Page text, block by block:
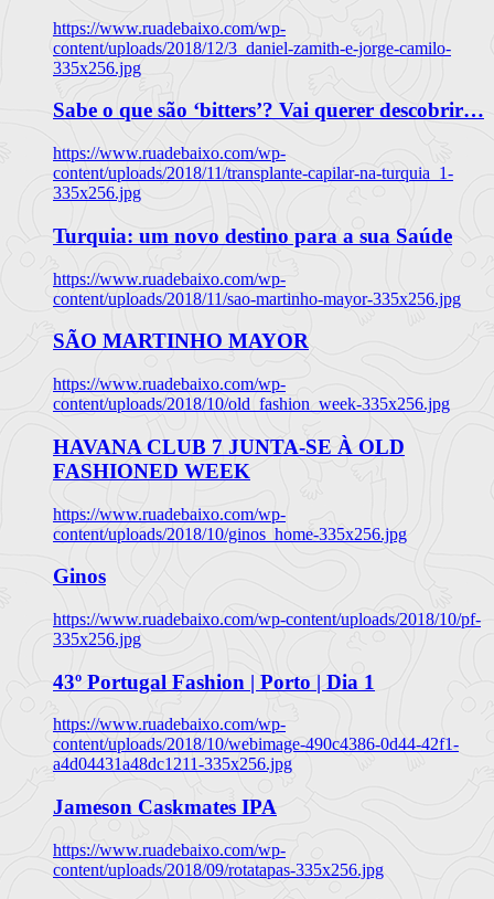
https://www.ruadebaixo.com/wp-
content/uploads/2018/12/3_daniel-zamith-e-jorge-camilo-
335x256.jpg
Sabe o que são ‘bitters’? Vai querer descobrir…
https://www.ruadebaixo.com/wp-
content/uploads/2018/11/transplante-capilar-na-turquia_1-
335x256.jpg
Turquia: um novo destino para a sua Saúde
https://www.ruadebaixo.com/wp-
content/uploads/2018/11/sao-martinho-mayor-335x256.jpg
SÃO MARTINHO MAYOR
https://www.ruadebaixo.com/wp-
content/uploads/2018/10/old_fashion_week-335x256.jpg
HAVANA CLUB 7 JUNTA-SE À OLD
FASHIONED WEEK
https://www.ruadebaixo.com/wp-
content/uploads/2018/10/ginos_home-335x256.jpg
Ginos
https://www.ruadebaixo.com/wp-content/uploads/2018/10/pf-
335x256.jpg
43º Portugal Fashion | Porto | Dia 1
https://www.ruadebaixo.com/wp-
content/uploads/2018/10/webimage-490c4386-0d44-42f1-
a4d04431a48dc1211-335x256.jpg
Jameson Caskmates IPA
https://www.ruadebaixo.com/wp-
content/uploads/2018/09/rotatapas-335x256.jpg